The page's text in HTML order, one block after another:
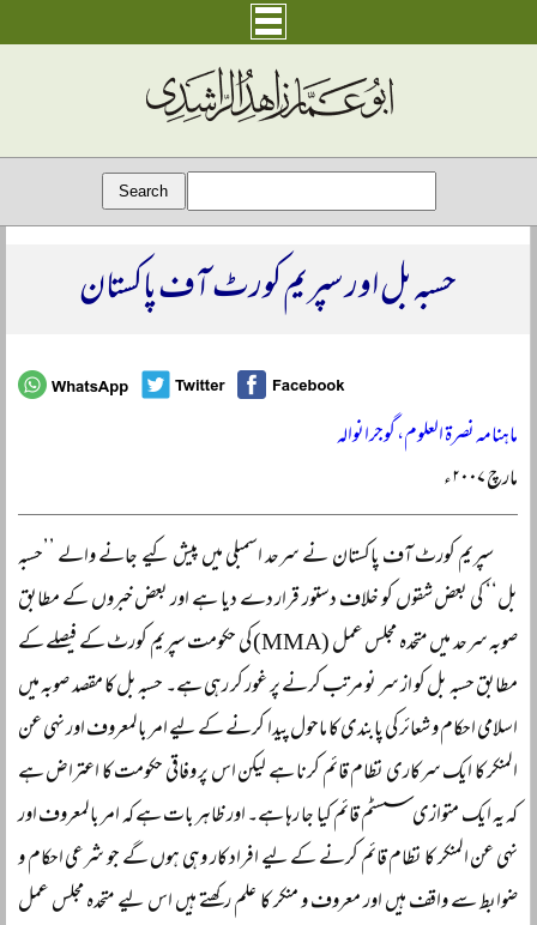
حسبہ بل اور سپریم کورٹ آف پاکستان
ماہنامہ نصرۃ العلوم، گوجرانوالہ
مارچ ۲۰۰۷ء
سپریم کورٹ آف پاکستان نے سرحد اسمبلی میں پیش کیے جانے والے ’’حسبہ
بل‘‘ کی بعض شقوں کو خلاف دستور قرار دے دیا ہے اور بعض خبروں کے مطابق
صوبہ سرحد میں متحدہ مجلس عمل (MMA) کی حکومت سپریم کورٹ کے فیصلے کے
مطابق حسبہ بل کو از سر نو مرتب کرنے پر غور کر رہی ہے۔ حسبہ بل کا مقصد صوبہ میں
اسلامی احکام و شعائر کی پابندی کا ماحول پیدا کرنے کے لیے امر بالمعروف اور نہی عن
المنکر کا ایک سرکاری نظام قائم کرنا ہے لیکن اس پر وفاقی حکومت کا اعتراض ہے
کہ یہ ایک متوازی سسٹم قائم کیا جا رہا ہے۔ اور ظاہر بات ہے کہ امر بالمعروف اور
نہی عن المنکر کا نظام قائم کرنے کے لیے افراد کار وہی ہوں گے جو شرعی احکام و
ضوابط سے واقف ہیں اور معروف و منکر کا علم رکھتے ہیں اس لیے متحدہ مجلس عمل